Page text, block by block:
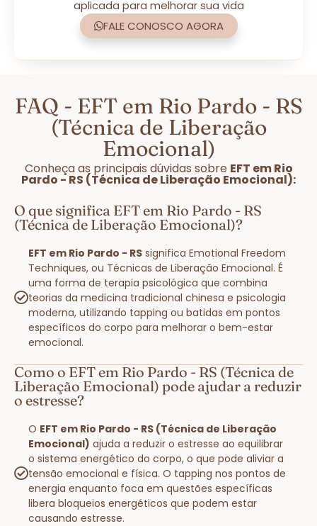
aplicada para melhorar sua vida
FALE CONOSCO AGORA
FAQ - EFT em Rio Pardo - RS
(Técnica de Liberação
Emocional)
Conheça as principais dúvidas sobre EFT em Rio
Pardo - RS (Técnica de Liberação Emocional):
O que significa EFT em Rio Pardo - RS
(Técnica de Liberação Emocional)?
EFT em Rio Pardo - RS significa Emotional Freedom
Techniques, ou Técnicas de Liberação Emocional. É
uma forma de terapia psicológica que combina
teorias da medicina tradicional chinesa e psicologia
moderna, utilizando tapping ou batidas em pontos
específicos do corpo para melhorar o bem-estar
emocional.
Como o EFT em Rio Pardo - RS (Técnica de
Liberação Emocional) pode ajudar a reduzir
o estresse?
O EFT em Rio Pardo - RS (Técnica de Liberação
Emocional) ajuda a reduzir o estresse ao equilibrar
o sistema energético do corpo, o que pode aliviar a
tensão emocional e física. O tapping nos pontos de
energia enquanto foca em questões específicas
libera bloqueios energéticos que podem estar
causando estresse.